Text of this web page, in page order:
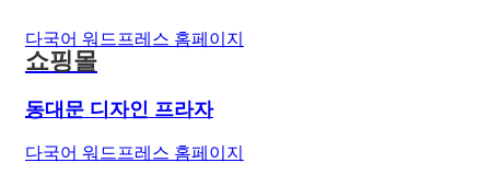
쇼핑몰
다국어 워드프레스 홈페이지
동대문 디자인 프라자
다국어 워드프레스 홈페이지